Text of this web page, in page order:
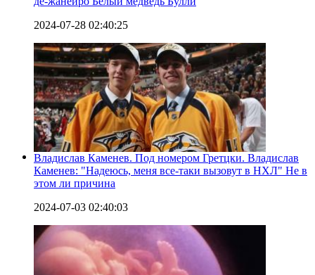
2024-07-28 02:40:25
Владислав Каменев. Под номером Гретцки. Владислав
Каменев: "Надеюсь, меня все-таки вызовут в НХЛ" Не в
этом ли причина
2024-07-03 02:40:03